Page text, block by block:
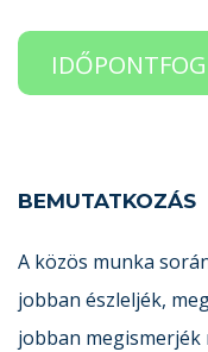
BEMUTATKOZÁS
A közös munka
jobban észleljék,
jobban